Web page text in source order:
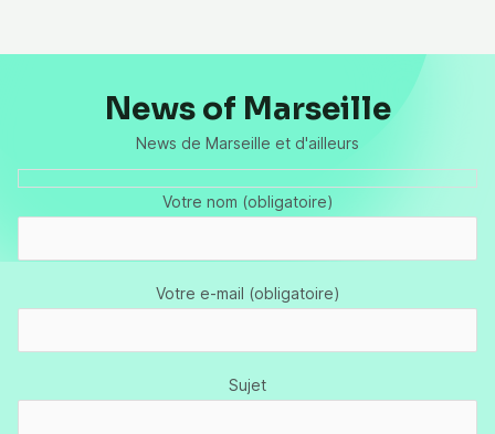
News of Marseille
News de Marseille et d'ailleurs
Votre nom (obligatoire)
Votre e-mail (obligatoire)
Sujet